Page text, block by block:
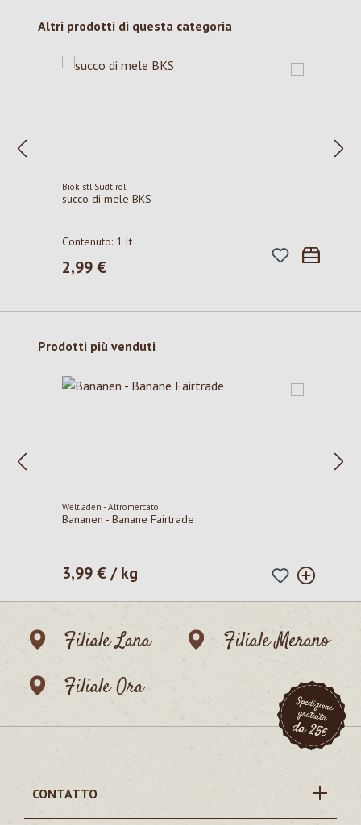
Salta la galleria dei prodotti
Altri prodotti di questa categoria
Biokistl Südtirol
succo di mele BKS
Contenuto: 1 lt
Prezzo normale:
2,99 €
Salta la galleria dei prodotti
Prodotti più venduti
Weltladen - Altromercato
Bananen - Banane Fairtrade
Prezzo normale:
3,99 € / kg
Filiale Lana
Filiale Merano
Filiale Ora
CONTATTO